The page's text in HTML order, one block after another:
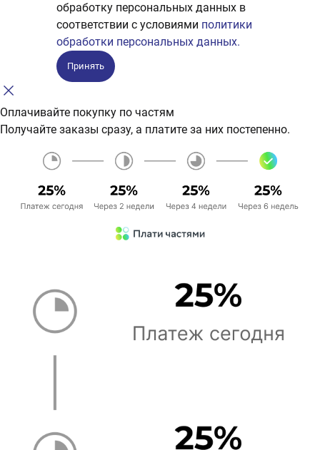
обработку персональных данных в
соответствии с условиями политики
обработки персональных данных.
Принять
Оплачивайте покупку по частям
Получайте заказы сразу, а платите за них постепенно.